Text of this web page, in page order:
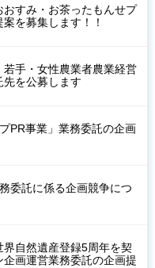
おすみ・お茶ったもんせプ
を募集します！！
若手・女性農業者農業経営
先を公募します
PR事業」業務委託の企画
委託に係る企画競争につ
界自然遺産登録5周年を契
画運営業務委託の企画提